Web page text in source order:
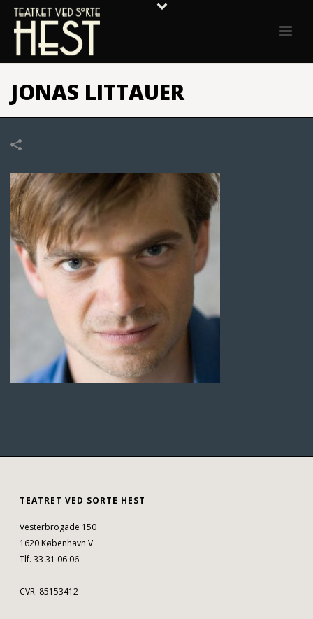
JONAS LITTAUER
TEATRET VED SORTE HEST
Vesterbrogade 150
1620 København V
Tlf. 33 31 06 06
CVR. 85153412